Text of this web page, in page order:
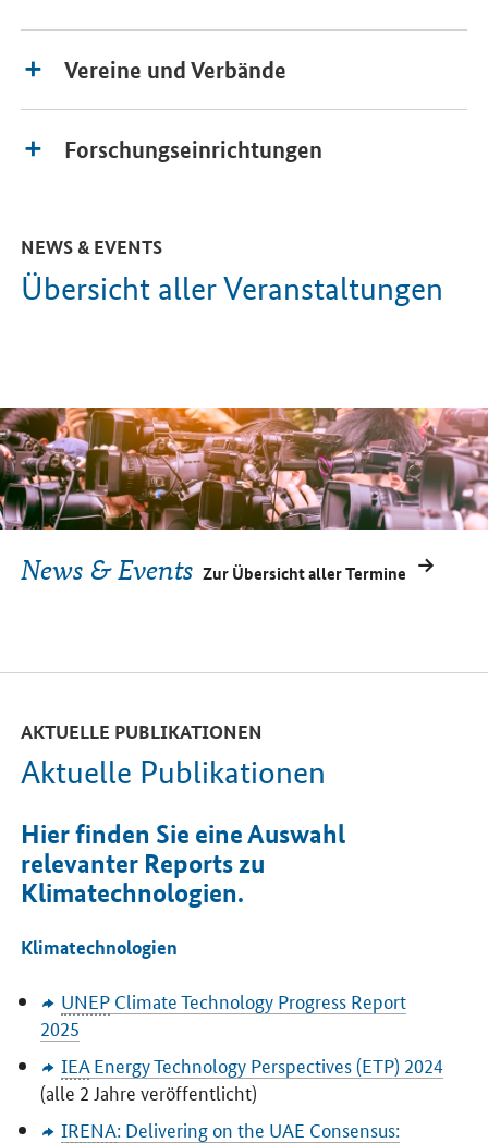
Vereine und Verbände
Forschungseinrichtungen
NEWS & EVENTS
Übersicht aller Veranstaltungen
News & Events Zur Übersicht aller Termine
AKTUELLE PUBLIKATIONEN
Aktuelle Publikationen
Hier finden Sie eine Auswahl
relevanter Reports zu
Klimatechnologien.
Klimatechnologien
UNEP Climate Technology Progress Report
2025
IEA Energy Technology Perspectives(ETP) 2024
(alle 2 Jahre veröffentlicht)
IRENA: Delivering on the UAE Consensus: